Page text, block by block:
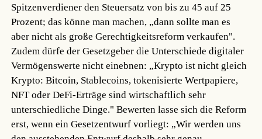
Spitzenverdiener den Steuersatz von bis zu 45 auf 25
Prozent; das könne man machen, „dann sollte man es
aber nicht als große Gerechtigkeitsreform verkaufen".
Zudem dürfe der Gesetzgeber die Unterschiede digitaler
Vermögenswerte nicht einebnen: „Krypto ist nicht gleich
Krypto: Bitcoin, Stablecoins, tokenisierte Wertpapiere,
NFT oder DeFi-Erträge sind wirtschaftlich sehr
unterschiedliche Dinge." Bewerten lasse sich die Reform
erst, wenn ein Gesetzentwurf vorliegt: „Wir werden uns